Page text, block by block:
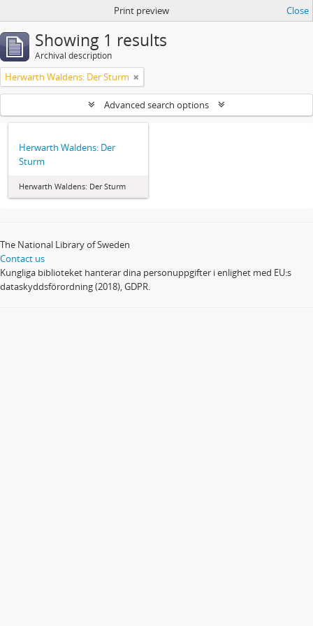
Print preview Close
Showing 1 results
Archival description
Herwarth Waldens: Der Sturm
Advanced search options
Herwarth Waldens: Der
Sturm
Herwarth Waldens: Der Sturm
The National Library of Sweden
Contact us
Kungliga biblioteket hanterar dina personuppgifter i enlighet med EU:s
dataskyddsförordning (2018), GDPR.